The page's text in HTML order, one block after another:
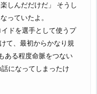
しんだだけだ」 そうし
っていたよ。
ドを選手として使うプ
て、最初からかなり規
ある程度命脈をつない
になってしまったけ